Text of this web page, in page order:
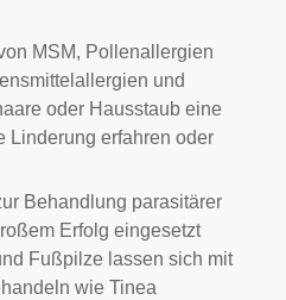
MSM, Pollenallergien
und
oder Hausstaub eine
Linderung erfahren oder
Behandlung parasitärer
Erfolg eingesetzt
Fußpilze lassen sich mit
wie Tinea